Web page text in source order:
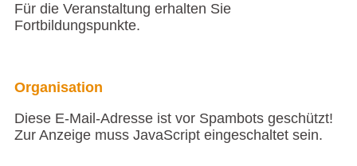
Für die Veranstaltung erhalten Sie
Fortbildungspunkte.
Organisation
Diese E-Mail-Adresse ist vor Spambots geschützt!
Zur Anzeige muss JavaScript eingeschaltet sein.